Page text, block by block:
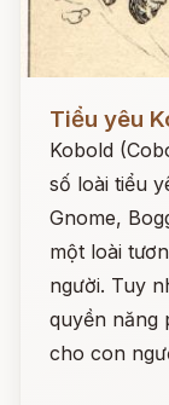
Đọc ngay
Tiểu yêu
Kobold
số loài tiểu
Gnome,
một loài
người. Tuy
quyền năng
cho con